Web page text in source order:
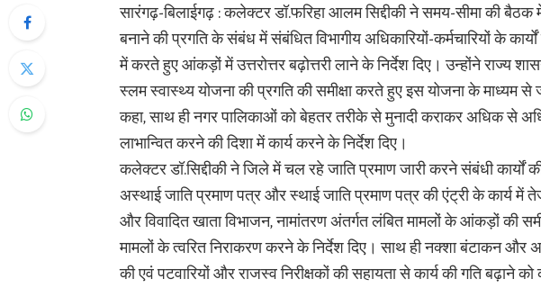
सारंगढ़-बिलाईगढ़ : कलेक्टर डॉ.फरिहा आलम सिद्दीकी ने समय-सीमा की बैठक
बनाने की प्रगति के संबंध में संबंधित विभागीय अधिकारियों-कर्मचारियों के
में करते हुए आंकड़ों में उत्तरोत्तर बढ़ोत्तरी लाने के निर्देश दिए। उन्होंने राज्य
स्लम स्वास्थ्य योजना की प्रगति की समीक्षा करते हुए इस योजना के माध्यम से
कहा, साथ ही नगर पालिकाओं को बेहतर तरीके से मुनादी कराकर अधिक से
लाभान्वित करने की दिशा में कार्य करने के निर्देश दिए।
कलेक्टर डॉ.सिद्दीकी ने जिले में चल रहे जाति प्रमाण जारी करने संबंधी कार्यों
अस्थाई जाति प्रमाण पत्र और स्थाई जाति प्रमाण पत्र की एंट्री के कार्य में
और विवादित खाता विभाजन, नामांतरण अंतर्गत लंबित मामलों के आंकड़ों की
मामलों के त्वरित निराकरण करने के निर्देश दिए। साथ ही नक्शा बंटाकन और
की एवं पटवारियों और राजस्व निरीक्षकों की सहायता से कार्य की गति बढ़ाने